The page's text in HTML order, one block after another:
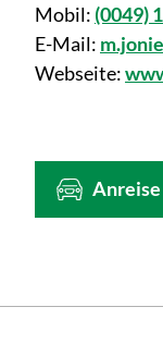
Mobil: (0049)
E-Mail:
Webseite: